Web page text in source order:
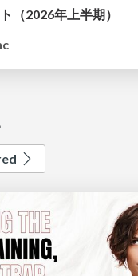
（2026年上半期）